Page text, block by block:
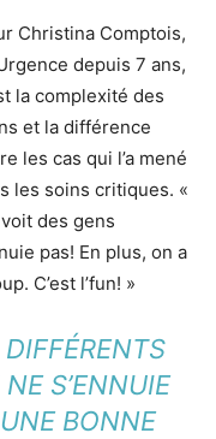
Christina Comptois,
depuis 7 ans,
la complexité des
et la différence
les cas qui l’a mené
les soins critiques. «
des gens
pas! En plus, on a
C’est l’fun! »
S’ENNUIE
BONNE